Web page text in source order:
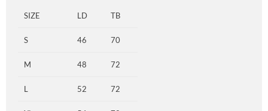
SIZE LD TB
S 46 70
M 48 72
L 52 72